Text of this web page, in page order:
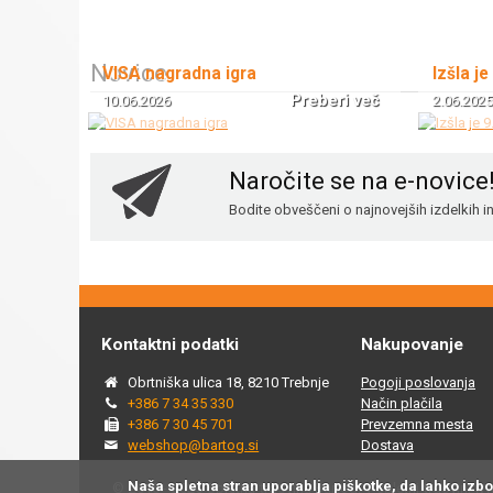
Novice
VISA nagradna igra
10.06.2026 Preberi več
Izšla
2.06.2025
Naročite se na e-novice!
Bodite obveščeni o najnovejših izdelkih
Kontaktni podatki
Obrtniška ulica 18, 8210 Trebnje
+386 7 34 35 330
+386 7 30 45 701
webshop@bartog.si
Nakupovanje
Pogoji poslovanja
Način plačila
Prevzemna mesta
Dostava
© 2015 - 2025 Spletna trgovina Bartog, v spletni trgovini
Naša spletna stran uporablja piškotke, da lahko